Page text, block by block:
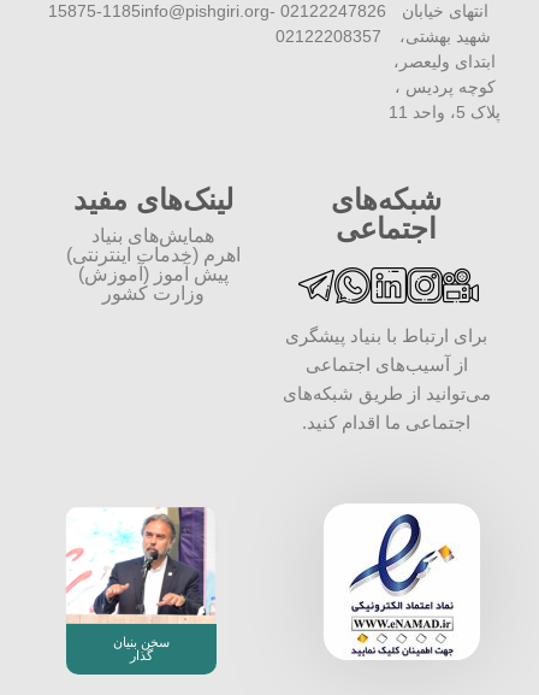
انتهای خیابان
شهید بهشتی،
ابتدای ولیعصر،
کوچه پردیس ،
پلاک 5، واحد 11
02122247826 -
02122208357
info@pishgiri.org
15875-1185
شبکه‌های
اجتماعی
برای ارتباط با بنیاد پیشگری
از آسیب‌های اجتماعی
می‌توانید از طریق شبکه‌‎های
اجتماعی ما اقدام کنید.
لینک‌های مفید
همایش‌های بنیاد
اهرم (خدمات اینترنتی)
پیش آموز (آموزش)
وزارت کشور
سخن بنیان
گذار